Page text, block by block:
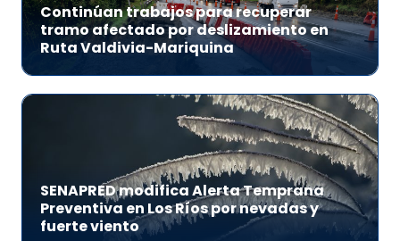
Continúan trabajos para recuperar
tramo afectado por deslizamiento en
Ruta Valdivia-Mariquina
SENAPRED modifica Alerta Temprana
Preventiva en Los Ríos por nevadas y
fuerte viento